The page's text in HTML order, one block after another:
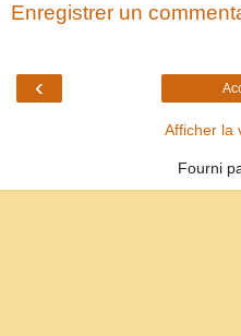
Enregistrer un
‹
Afficher la
Fourni